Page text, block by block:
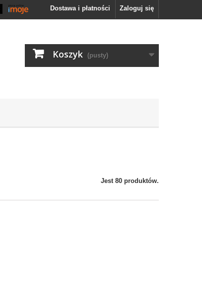
Zaloguj się
Dostawa i płatności
Koszyk (pusty)
Jest 80 produktów.